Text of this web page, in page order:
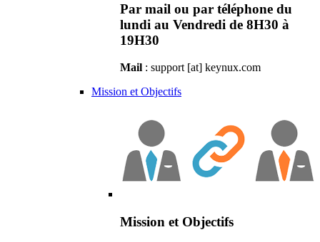
Par mail ou par téléphone du
lundi au Vendredi de 8H30 à
19H30
Mail : support [at] keynux.com
Mission et Objectifs
Mission et Objectifs